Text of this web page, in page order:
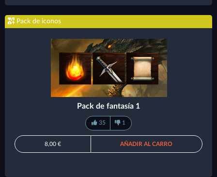
Pack de iconos
Pack de fantasía 1
35 1
8,00 € AÑADIR AL CARRO